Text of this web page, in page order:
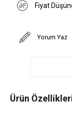
Fiyat
Yorum Yaz
Ürün